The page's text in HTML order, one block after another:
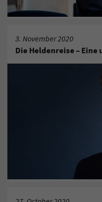
3. November 2020
Die Heldenreise –